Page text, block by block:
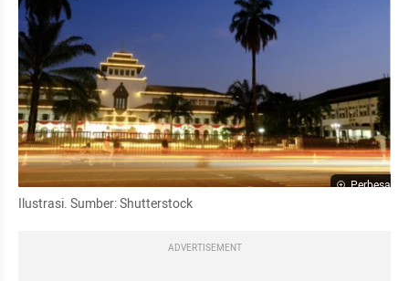
Perbesar
Ilustrasi. Sumber: Shutterstock
ADVERTISEMENT